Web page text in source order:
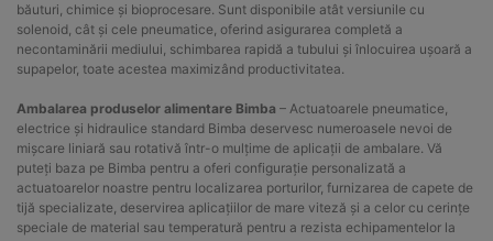
băuturi, chimice și bioprocesare. Sunt disponibile atât versiunile cu
solenoid, cât și cele pneumatice, oferind asigurarea completă a
necontaminării mediului, schimbarea rapidă a tubului și înlocuirea ușoară a
supapelor, toate acestea maximizând productivitatea.
Ambalarea produselor alimentare Bimba – Actuatoarele pneumatice,
electrice și hidraulice standard Bimba deservesc numeroasele nevoi de
mișcare liniară sau rotativă într-o mulțime de aplicații de ambalare. Vă
puteți baza pe Bimba pentru a oferi configurație personalizată a
actuatoarelor noastre pentru localizarea porturilor, furnizarea de capete de
tijă specializate, deservirea aplicațiilor de mare viteză și a celor cu cerințe
speciale de material sau temperatură pentru a rezista echipamentelor la